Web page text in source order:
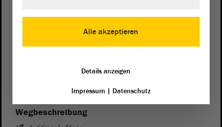
Postanschrift
Wegbeschreibung
Alle akzeptieren
Details anzeigen
Impressum| Datenschutz